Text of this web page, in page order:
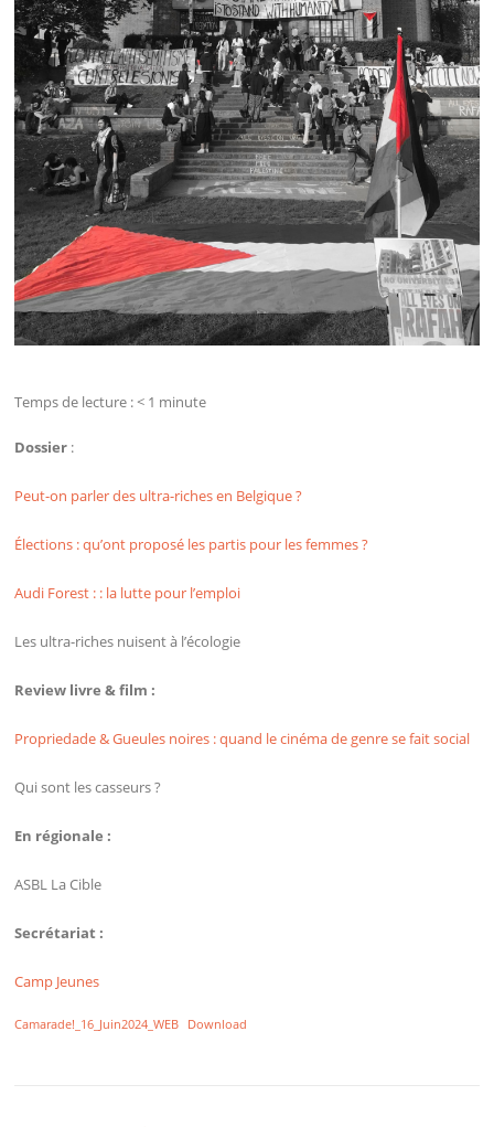
Temps de lecture :< 1 minute
Dossier :
Peut-on parler des ultra-riches en Belgique ?
Élections : qu’ont proposé les partis pour les femmes ?
Audi Forest : : la lutte pour l’emploi
Les ultra-riches nuisent à l’écologie
Review livre & film :
Propriedade & Gueules noires : quand le cinéma de genre se fait social
Qui sont les casseurs ?
En régionale :
ASBL La Cible
Secrétariat :
Camp Jeunes
Camarade!_16_Juin2024_WEB Download